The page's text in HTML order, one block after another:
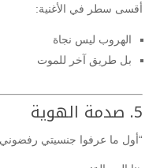
أقسى سطر في الأغنية:
الهروب ليس نجاة
بل طريق آخر للموت
5. صدمة الهوية
“أول ما عرفوا جنسيتي